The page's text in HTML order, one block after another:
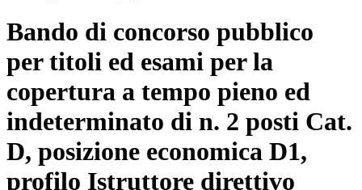
Bando di concorso pubblico
per titoli ed esami per la
copertura a tempo pieno ed
indeterminato di n. 2 posti Cat.
D, posizione economica D1,
profilo Istruttore direttivo